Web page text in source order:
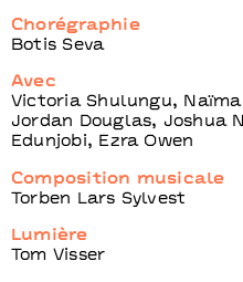
Chorégraphie
Botis Seva
Avec
Victoria Shulungu,
Jordan Douglas, Joshua
Edunjobi, Ezra Owen
Composition musicale
Torben Lars Sylvest
Lumière
Tom Visser